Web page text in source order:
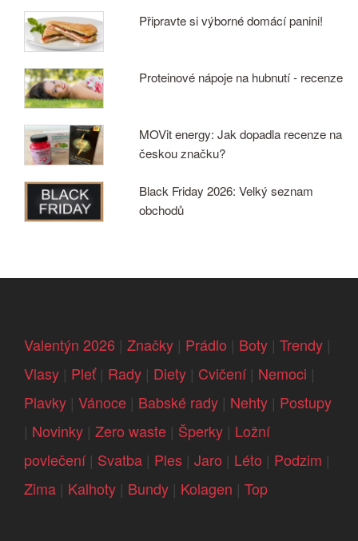
Připravte si výborné domácí panini!
Proteinové nápoje na hubnutí - recenze
MOVit energy: Jak dopadla recenze na
českou značku?
Black Friday 2026: Velký seznam
obchodů
Valentýn 2026 | Značky | Prádlo | Boty | Trendy |
Vlasy | Pleť| Rady | Diety | Cvičení| Nemoci |
Plavky | Vánoce | Babské rady | Nehty | Postupy
| Novinky | Zero waste | Šperky | Ložní
povlečení| Svatba | Ples | Jaro | Léto | Podzim |
Zima | Kalhoty | Bundy | Kolagen | Top